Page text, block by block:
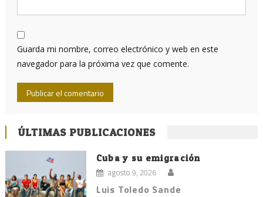
Guarda mi nombre, correo electrónico y web en este
navegador para la próxima vez que comente.
ÚLTIMAS PUBLICACIONES
Cuba y su emigración
agosto 9, 2026
Luis Toledo Sande